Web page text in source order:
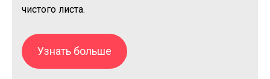
чистого листа.
Узнать больше